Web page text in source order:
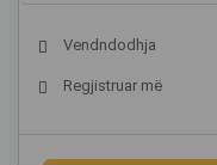
Vendndodhja
Regjistruar më